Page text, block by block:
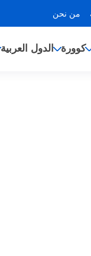
من نحن
كوورة الدول العربية